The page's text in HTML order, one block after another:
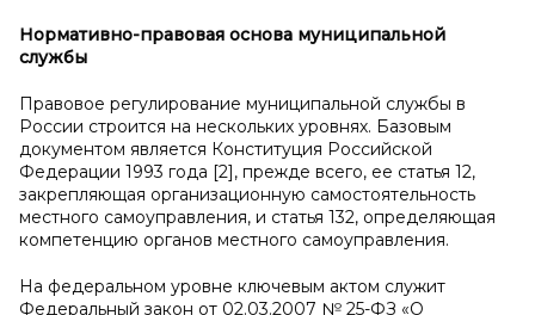
Нормативно-правовая основа муниципальной
службы
Правовое регулирование муниципальной службы в
России строится на нескольких уровнях. Базовым
документом является Конституция Российской
Федерации 1993 года [2], прежде всего, ее статья 12,
закрепляющая организационную самостоятельность
местного самоуправления, и статья 132, определяющая
компетенцию органов местного самоуправления.
На федеральном уровне ключевым актом служит
Федеральный закон от 02.03.2007 № 25-ФЗ «О